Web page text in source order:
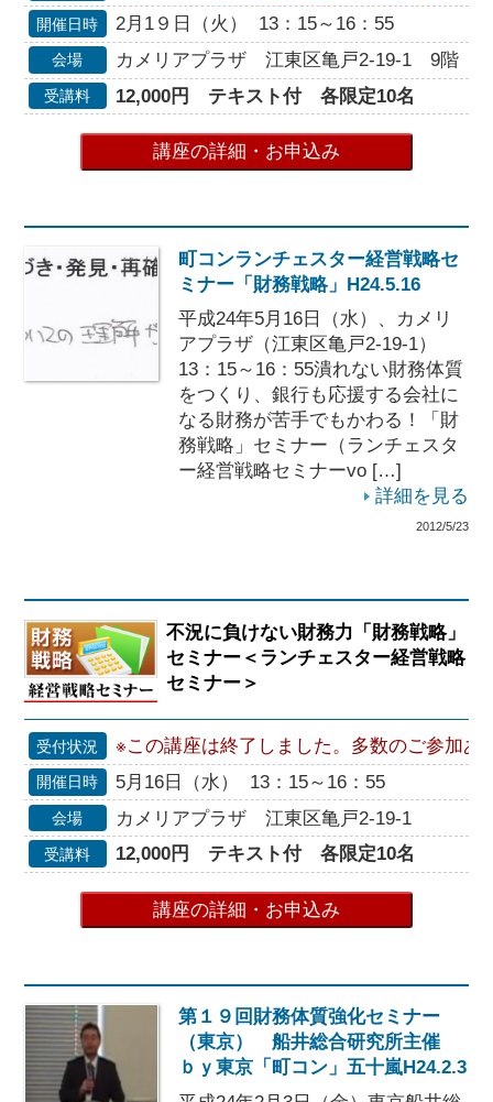
開催日時 2月1９日（火） 13：15～16：55
会場 カメリアプラザ 江東区亀戸2-19-1 9階
受講料 12,000円 テキスト付 各限定10名
講座の詳細・お申込み
町コンランチェスター経営戦略セ
ミナー「財務戦略」H24.5.16
平成24年5月16日（水）、カメリ
アプラザ（江東区亀戸2-19-1）
13：15～16：55潰れない財務体質
をつくり、銀行も応援する会社に
なる財務が苦手でもかわる！「財
務戦略」セミナー（ランチェスタ
ー経営戦略セミナーvo […]
詳細を見る
2012/5/23
不況に負けない財務力「財務戦略」
セミナー＜ランチェスター経営戦略
セミナー＞
受付状況 ※この講座は終了しました。多数のご参加あ
開催日時 5月16日（水） 13：15～16：55
会場 カメリアプラザ 江東区亀戸2-19-1
受講料 12,000円 テキスト付 各限定10名
講座の詳細・お申込み
第１９回財務体質強化セミナー
（東京） 船井総合研究所主催
ｂｙ東京「町コン」五十嵐H24.2.3